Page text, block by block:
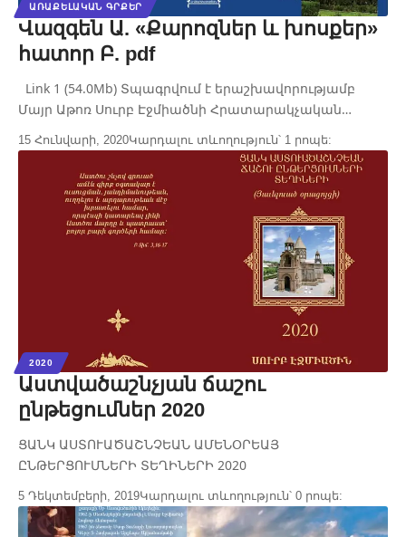
ԱՌԱՔԵԼԱԿԱՆ ԳՐՔԵՐ
Վազգեն Ա. «Քարոզներ և խոսքեր»
հատոր Բ. pdf
Link 1 (54.0Mb) Տպագրվում է երաշխավորությամբ
Մայր Աթոռ Սուրբ Էջմիածնի Հրատարակչական…
15 Հունվարի, 2020Կարդալու տևողություն՝ 1 րոպե:
2020
Աստվածաշնչյան ճաշու
ընթեցումներ 2020
ՑԱՆԿ ԱՍՏՈՒԱԾԱՇՆՉԵԱՆ ԱՄԵՆՕՐԵԱՅ
ԸՆԹԵՐՑՈՒՄՆԵՐԻ ՏԵՂԻՆԵՐԻ 2020
5 Դեկտեմբերի, 2019Կարդալու տևողություն՝ 0 րոպե: